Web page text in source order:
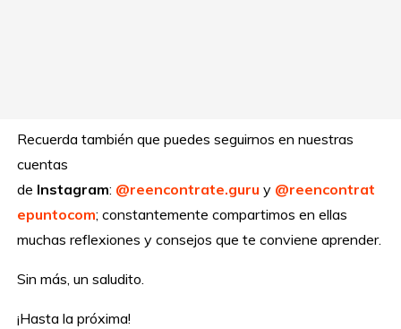
Recuerda también que puedes seguirnos en nuestras
cuentas
de Instagram: @reencontrate.guru y @reencontrat
epuntocom; constantemente compartimos en ellas
muchas reflexiones y consejos que te conviene aprender.
Sin más, un saludito.
¡Hasta la próxima!